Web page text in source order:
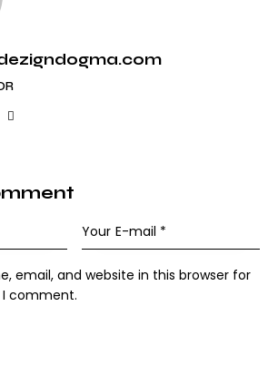
email, and website in this browser for
comment.